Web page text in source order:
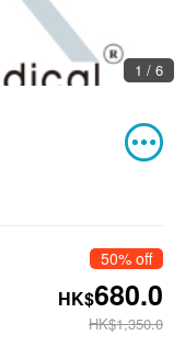
1 / 6
50% off
HK$680.0
HK$1,350.0